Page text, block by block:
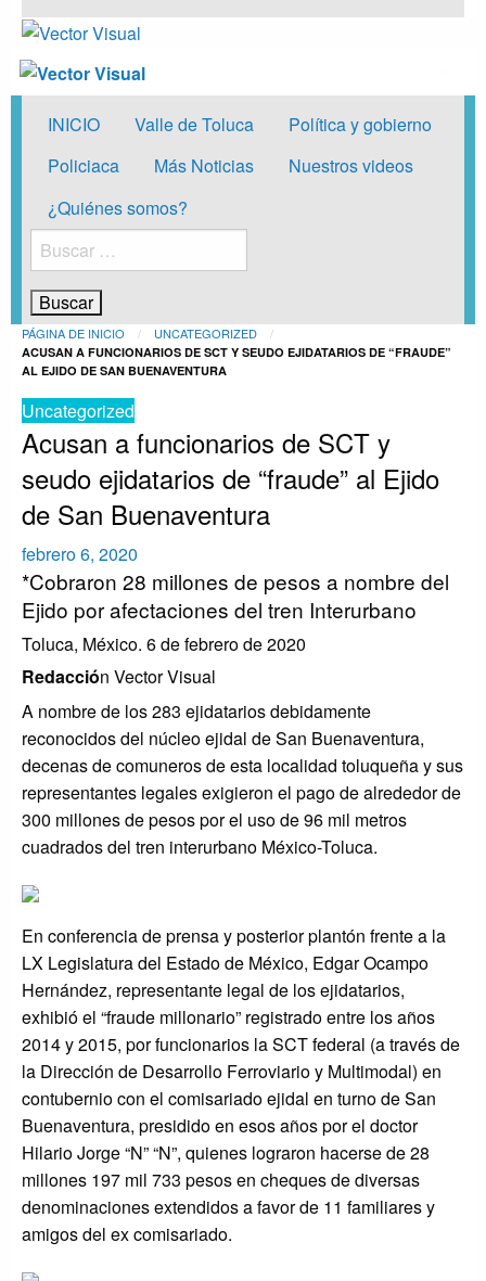
Vector Visual
Noticias y Producción Audiovisual
Vector Visual
Noticias y Producción Audiovisual
INICIO
Valle de Toluca
Política y gobierno
Policiaca
Más Noticias
Nuestros videos
¿Quiénes somos?
Buscar:
PÁGINA DE INICIO UNCATEGORIZED
ACUSAN A FUNCIONARIOS DE SCT Y SEUDO EJIDATARIOS DE “FRAUDE”
AL EJIDO DE SAN BUENAVENTURA
Uncategorized
Acusan a funcionarios de SCT y
seudo ejidatarios de “fraude” al Ejido
de San Buenaventura
Publicado
el
febrero 6, 2020
*Cobraron 28 millones de pesos a nombre del
Ejido por afectaciones del tren Interurbano
Toluca, México. 6 de febrero de 2020
Redacción Vector Visual
A nombre de los 283 ejidatarios debidamente
reconocidos del núcleo ejidal de San Buenaventura,
decenas de comuneros de esta localidad toluqueña y sus
representantes legales exigieron el pago de alrededor de
300 millones de pesos por el uso de 96 mil metros
cuadrados del tren interurbano México-Toluca.
En conferencia de prensa y posterior plantón frente a la
LX Legislatura del Estado de México, Edgar Ocampo
Hernández, representante legal de los ejidatarios,
exhibió el “fraude millonario” registrado entre los años
2014 y 2015, por funcionarios la SCT federal (a través de
la Dirección de Desarrollo Ferroviario y Multimodal) en
contubernio con el comisariado ejidal en turno de San
Buenaventura, presidido en esos años por el doctor
Hilario Jorge “N” “N”, quienes lograron hacerse de 28
millones 197 mil 733 pesos en cheques de diversas
denominaciones extendidos a favor de 11 familiares y
amigos del ex comisariado.